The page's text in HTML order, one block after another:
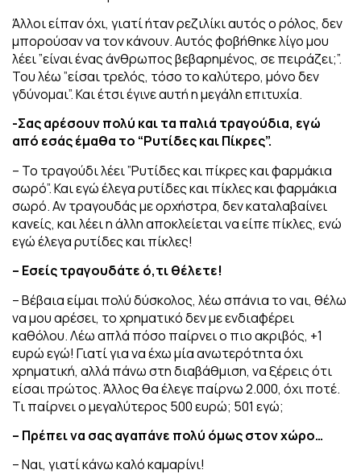
Άλλοι είπαν όχι, γιατί ήταν ρεζιλίκι αυτός ο ρόλος, δεν
μπορούσαν να τον κάνουν. Αυτός φοβήθηκε λίγο μου
λέει ”είναι ένας άνθρωπος βεβαρημένος, σε πειράζει;”.
Του λέω ”είσαι τρελός, τόσο το καλύτερο, μόνο δεν
γδύνομαι”. Και έτσι έγινε αυτή η μεγάλη επιτυχία.
-Σας αρέσουν πολύ και τα παλιά τραγούδια, εγώ
από εσάς έμαθα το “Ρυτίδες και Πίκρες”.
– Το τραγούδι λέει ”Ρυτίδες και πίκρες και φαρμάκια
σωρό”. Και εγώ έλεγα ρυτίδες και πίκλες και φαρμάκια
σωρό. Αν τραγουδάς με ορχήστρα, δεν καταλαβαίνει
κανείς, και λέει η άλλη αποκλείεται να είπε πίκλες, ενώ
εγώ έλεγα ρυτίδες και πίκλες!
– Εσείς τραγουδάτε ό,τι θέλετε!
– Βέβαια είμαι πολύ δύσκολος, λέω σπάνια το ναι, θέλω
να μου αρέσει, το χρηματικό δεν με ενδιαφέρει
καθόλου. Λέω απλά πόσο παίρνει ο πιο ακριβός, +1
ευρώ εγώ! Γιατί για να έχω μία ανωτερότητα όχι
χρηματική, αλλά πάνω στη διαβάθμιση, να ξέρεις ότι
είσαι πρώτος. Άλλος θα έλεγε παίρνω 2.000, όχι ποτέ.
Τι παίρνει ο μεγαλύτερος 500 ευρώ; 501 εγώ;
– Πρέπει να σας αγαπάνε πολύ όμως στον χώρο…
– Ναι, γιατί κάνω καλό καμαρίνι!